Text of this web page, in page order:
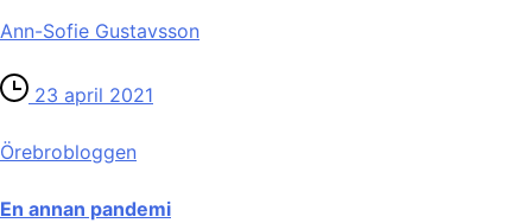
Ann-Sofie Gustavsson
23 april 2021
Örebro­bloggen
En annan pandemi